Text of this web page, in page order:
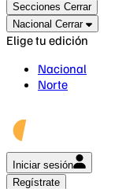
Secciones Cerrar
Nacional Cerrar
Elige tu edición
Nacional
Norte
Iniciar sesión
Regístrate